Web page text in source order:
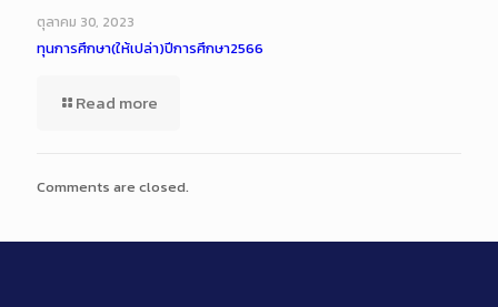
ตุลาคม 30, 2023
ทุนการศึกษา(ให้เปล่า)ปีการศึกษา2566
Read more
Comments are closed.